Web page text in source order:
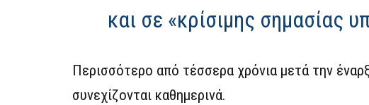
και σε «κρίσιμης σημασίας
Περισσότερο από τέσσερα χρόνια μετά την
συνεχίζονται καθημερινά.